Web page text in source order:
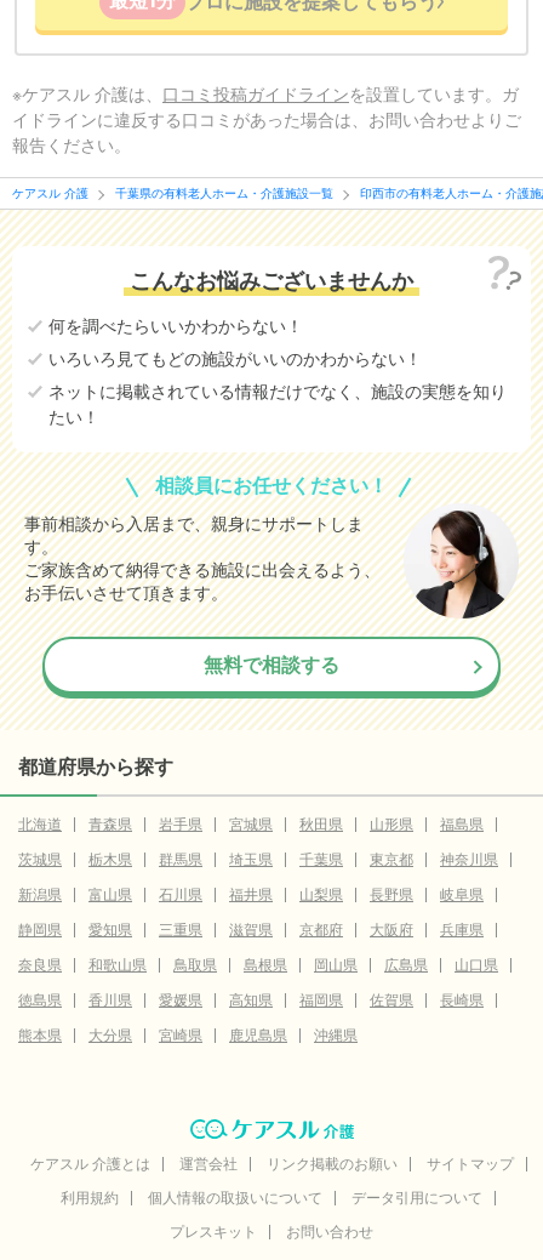
※ケアスル 介護は、 口コミ投稿ガイドラインを設置しています。ガ
イドラインに違反する口コミがあった場合は、お問い合わせよりご
報告ください。
ケアスル 介護 千葉県の有料老人ホーム・介護施設一覧 印西市の有料老人ホーム・介護
こんなお悩みございませんか
何を調べたらいいかわからない！
いろいろ見てもどの施設がいいのかわからない！
ネットに掲載されている情報だけでなく、施設の実態を知り
たい！
相談員にお任せください！
事前相談から入居まで、親身にサポートしま
す。
ご家族含めて納得できる施設に出会えるよう、
お手伝いさせて頂きます。
無料で相談する
都道府県から探す
北海道 青森県 岩手県 宮城県 秋田県 山形県
福島県
茨城県
栃木県 群馬県 埼玉県 千葉県 東京都
神奈川県
新潟県
富山県 石川県 福井県 山梨県 長野県
岐阜県
静岡県
愛知県 三重県 滋賀県 京都府 大阪府
兵庫県
奈良県
和歌山県 鳥取県 島根県 岡山県 広島県
山口県
徳島県
香川県 愛媛県 高知県 福岡県 佐賀県
長崎県
熊本県
大分県 宮崎県 鹿児島県 沖縄県
ケアスル 介護とは 運営会社 リンク掲載のお願い
サイトマップ
利用規約
個人情報の取扱いについて
データ引用について
プレスキット
お問い合わせ